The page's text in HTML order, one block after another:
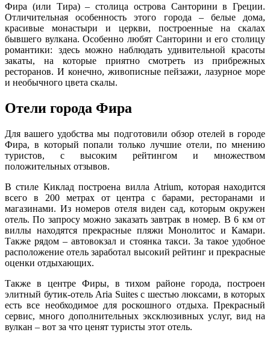
Фира (или Тира) – столица острова Санторини в Греции.
Отличительная особенность этого города – белые дома,
красивые монастыри и церкви, построенные на скалах
бывшего вулкана. Особенно любят Санторини и его столицу
романтики: здесь можно наблюдать удивительной красоты
закаты, на которые приятно смотреть из прибрежных
ресторанов. И конечно, живописные пейзажи, лазурное море
и необычного цвета скалы.
Отели города Фира
Для вашего удобства мы подготовили обзор отелей в городе
Фира, в который попали только лучшие отели, по мнению
туристов, с высоким рейтингом и множеством
положительных отзывов.
В стиле Киклад построена вилла Atrium, которая находится
всего в 200 метрах от центра с барами, ресторанами и
магазинами. Из номеров отеля виден сад, которым окружен
отель. По запросу можно заказать завтрак в номер. В 6 км от
виллы находятся прекрасные пляжи Монолитос и Камари.
Также рядом – автовокзал и стоянка такси. За такое удобное
расположение отель заработал высокий рейтинг и прекрасные
оценки отдыхающих.
Также в центре Фиры, в тихом районе города, построен
элитный бутик-отель Aria Suites с шестью люксами, в которых
есть все необходимое для роскошного отдыха. Прекрасный
сервис, много дополнительных эксклюзивных услуг, вид на
вулкан – вот за что ценят туристы этот отель.